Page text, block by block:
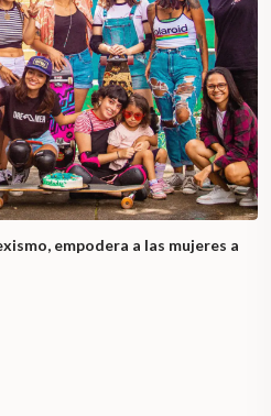
empodera a las mujeres a